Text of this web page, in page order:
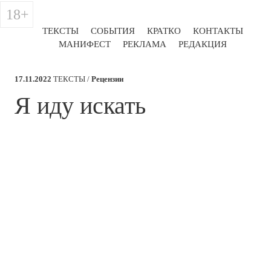
ТЕКСТЫ СОБЫТИЯ КРАТКО
КОНТАКТЫ
МАНИФЕСТ
РЕКЛАМА РЕДАКЦИЯ
18+
17.11.2022 ТЕКСТЫ / Рецензии
​Я иду искать